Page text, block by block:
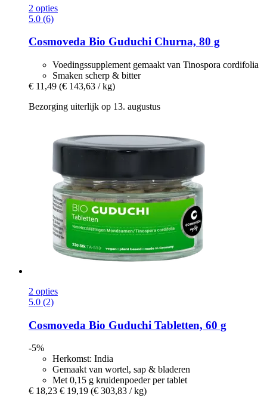
2 opties
5.0 (6)
Cosmoveda Bio Guduchi Churna, 80 g
Voedingssupplement gemaakt van Tinospora cordifolia
Smaken scherp & bitter
€ 11,49 (€ 143,63 / kg)
Bezorging uiterlijk op 13. augustus
2 opties
5.0 (2)
Cosmoveda Bio Guduchi Tabletten, 60 g
-5%
Herkomst: India
Gemaakt van wortel, sap & bladeren
Met 0,15 g kruidenpoeder per tablet
€ 18,23 € 19,19 (€ 303,83 / kg)